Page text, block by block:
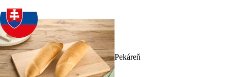
Pekáreň